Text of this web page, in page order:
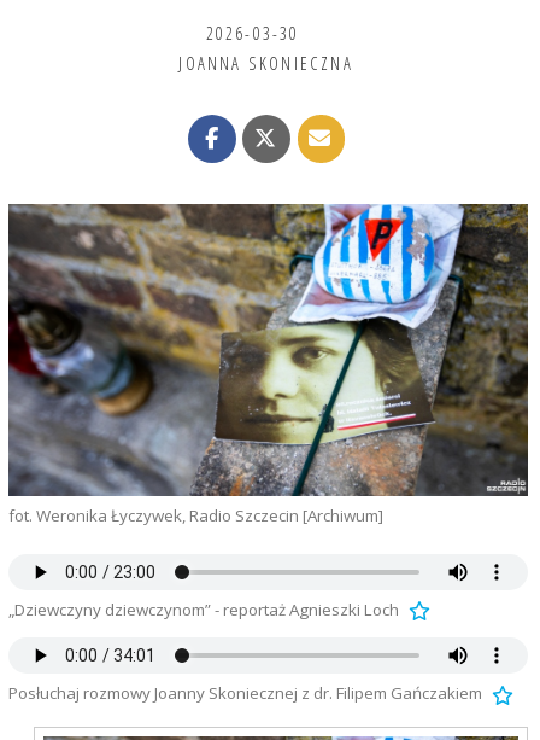
2026-03-30
JOANNA SKONIECZNA
fot. Weronika Łyczywek, Radio Szczecin [Archiwum]
„Dziewczyny dziewczynom” - reportaż Agnieszki Loch
Posłuchaj rozmowy Joanny Skoniecznej z dr. Filipem Gańczakiem